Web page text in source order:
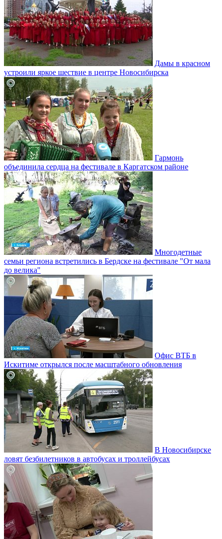
Дамы в красном
устроили яркое шествие в центре Новосибирска
Гармонь
объединила сердца на фестивале в Каргатском районе
Многодетные
семьи региона встретились в Бердске на фестивале "От мала
до велика"
Офис ВТБ в
Искитиме открылся после масштабного обновления
В Новосибирске
ловят безбилетников в автобусах и троллейбусах